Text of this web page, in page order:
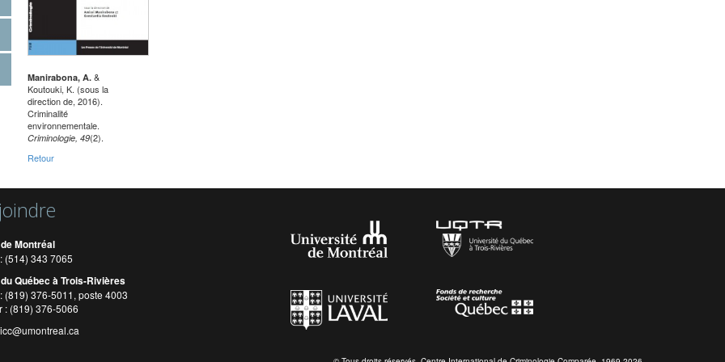
Manirabona, A. &
Koutouki, K. (sous la
direction de, 2016).
Criminalité
environnementale.
Criminologie, 49(2).
Retour
Montréal
(514) 343 7065
Québec à Trois-Rivières
(819) 376-5011, poste 4003
: (819) 376-5066